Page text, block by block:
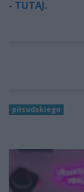
- TUTAJ.
piłsudskiego